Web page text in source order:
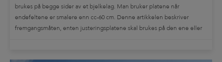
brukes på begge sider av et bjelkelag. Man bruker platene når
endefeltene er smalere enn cc-60 cm. Denne artikkelen beskriver
fremgangsmåten, enten justeringsplatene skal brukes på den ene eller